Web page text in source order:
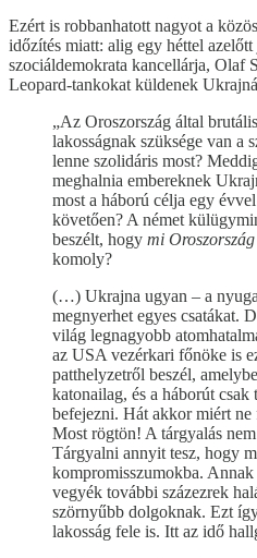
Ezért is robbanhatott nagyot a
időzítés miatt: alig egy héttel
szociáldemokrata kancellárja, Olaf
Leopard-tankokat küldenek
„Az Oroszország által
lakosságnak szüksége van a
lenne szolidáris most?
meghalnia embereknek
most a háború célja egy
követően? A német
beszélt, hogy mi
komoly?
(…) Ukrajna ugyan – a
megnyerhet egyes csatákat.
világ legnagyobb
az USA vezérkari főnöke is
patthelyzetről beszél,
katonailag, és a háborút csak
befejezni. Hát akkor miért ne
Most rögtön! A tárgyalás
Tárgyalni annyit tesz, hogy
kompromisszumokba.
vegyék további százezrek
szörnyűbb dolgoknak. Ezt
lakosság fele is. Itt az idő